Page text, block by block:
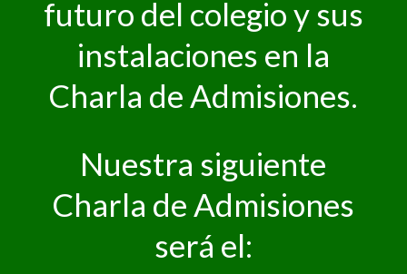
futuro del colegio y sus
instalaciones en la
Charla de Admisiones.
Nuestra siguiente
Charla de Admisiones
será el: